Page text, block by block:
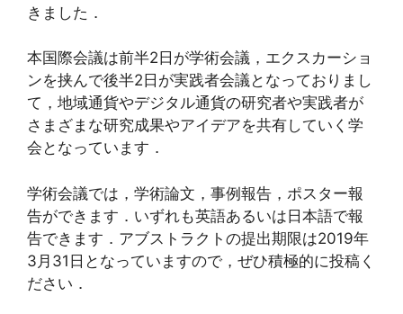
きました．
本国際会議は前半2日が学術会議，エクスカーショ
ンを挟んで後半2日が実践者会議となっておりまし
て，地域通貨やデジタル通貨の研究者や実践者が
さまざまな研究成果やアイデアを共有していく学
会となっています．
学術会議では，学術論文，事例報告，ポスター報
告ができます．いずれも英語あるいは日本語で報
告できます．アブストラクトの提出期限は2019年
3月31日となっていますので，ぜひ積極的に投稿く
ださい．